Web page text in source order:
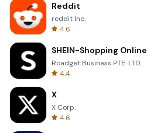
Reddit
reddit Inc.
4.6
SHEIN-Shopping Online
Roadget Business PTE. LTD.
4.4
X
X Corp.
4.6